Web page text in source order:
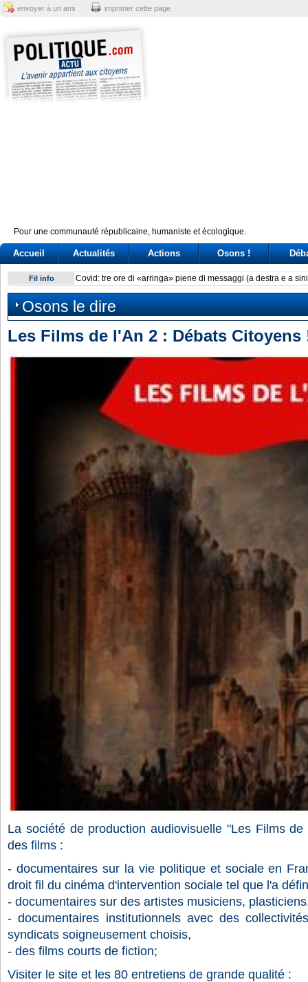
envoyer à un ami imprimer cette page
Pour une communauté républicaine, humaniste et écologique.
Accueil Actualités Actions Osons !
Fil info Delmastro, chat oscurate. Tre ricorsi alla Consulta per
Osons le dire
Les Films de l'An 2 : Débats Citoyens
La société de production audiovisuelle "Les Films
des films :
- documentaires sur la vie politique et sociale en
droit fil du cinéma d'intervention sociale tel que l'a
- documentaires sur des artistes musiciens,
- documentaires institutionnels avec des
syndicats soigneusement choisis,
- des films courts de fiction;
Visiter le site et les 80 entretiens de grande qualité :